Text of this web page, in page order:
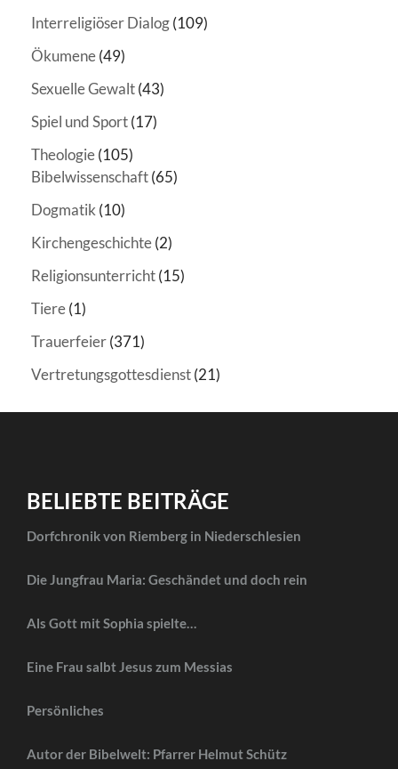
Interreligiöser Dialog(109)
Ökumene(49)
Sexuelle Gewalt(43)
Spiel und Sport(17)
Theologie(105)
Bibelwissenschaft(65)
Dogmatik(10)
Kirchengeschichte(2)
Religionsunterricht(15)
Tiere(1)
Trauerfeier(371)
Vertretungsgottesdienst(21)
BELIEBTE BEITRÄGE
Dorfchronik von Riemberg in Niederschlesien
Die Jungfrau Maria: Geschändet und doch rein
Als Gott mit Sophia spielte…
Eine Frau salbt Jesus zum Messias
Persönliches
Autor der Bibelwelt: Pfarrer Helmut Schütz